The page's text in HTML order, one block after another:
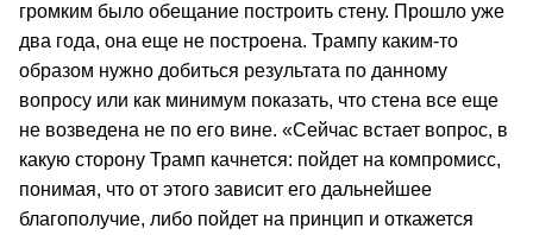
громким было обещание построить стену. Прошло уже
два года, она еще не построена. Трампу каким-то
образом нужно добиться результата по данному
вопросу или как минимум показать, что стена все еще
не возведена не по его вине. «Сейчас встает вопрос, в
какую сторону Трамп качнется: пойдет на компромисс,
понимая, что от этого зависит его дальнейшее
благополучие, либо пойдет на принцип и откажется